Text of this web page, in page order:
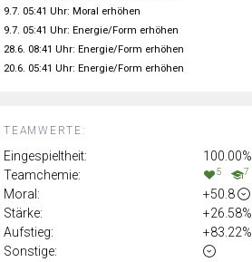
TEAMWERTE:
Eingespieltheit:
100.00%
Teamchemie:
5 7
Moral:
+50.8
Stärke:
+26.58%
Aufstieg:
+83.22%
Sonstige:
9.7. 05:41 Uhr: Moral erhöhen
9.7. 05:41 Uhr: Energie/Form erhöhen
28.6. 08:41 Uhr: Energie/Form erhöhen
20.6. 05:41 Uhr: Energie/Form erhöhen